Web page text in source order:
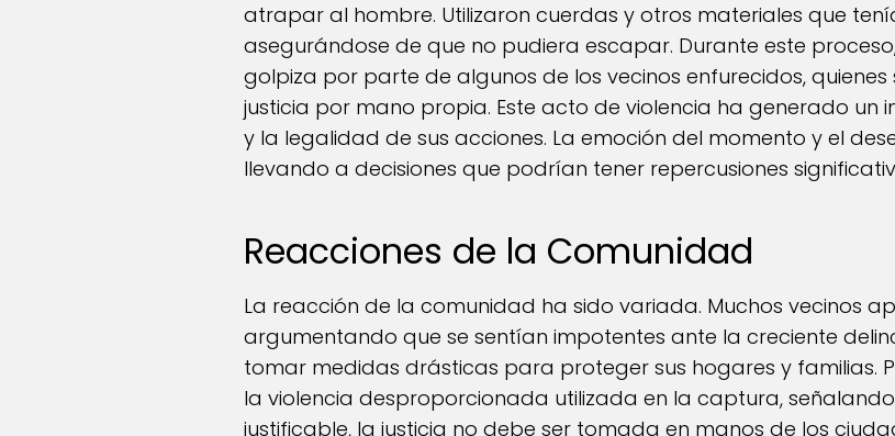
atrapar al hombre. Utilizaron cuerdas y otros materiales que
asegurándose de que no pudiera escapar. Durante este
golpiza por parte de algunos de los vecinos enfurecidos,
justicia por mano propia. Este acto de violencia ha generado
y la legalidad de sus acciones. La emoción del momento y el
llevando a decisiones que podrían tener repercusiones
Reacciones de la Comunidad
La reacción de la comunidad ha sido variada. Muchos vecinos
argumentando que se sentían impotentes ante la creciente
tomar medidas drásticas para proteger sus hogares y familias.
la violencia desproporcionada utilizada en la captura,
justificable, la justicia no debe ser tomada en manos de los